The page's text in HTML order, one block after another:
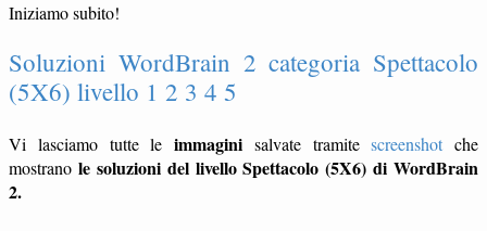
Iniziamo subito!
Soluzioni WordBrain 2 categoria Spettacolo
(5X6) livello 1 2 3 4 5
Vi lasciamo tutte le immagini salvate tramitescreenshot che
mostrano le soluzioni del livello Spettacolo (5X6) di WordBrain
2.